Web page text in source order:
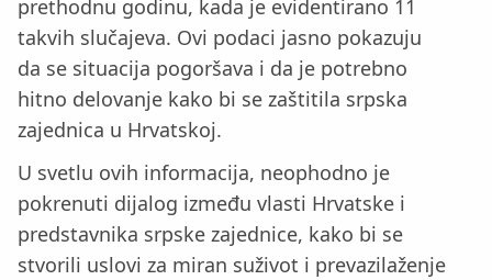
prethodnu godinu, kada je evidentirano 11
takvih slučajeva. Ovi podaci jasno pokazuju
da se situacija pogoršava i da je potrebno
hitno delovanje kako bi se zaštitila srpska
zajednica u Hrvatskoj.
U svetlu ovih informacija, neophodno je
pokrenuti dijalog između vlasti Hrvatske i
predstavnika srpske zajednice, kako bi se
stvorili uslovi za miran suživot i prevazilaženje